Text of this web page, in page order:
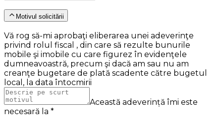
Motivul solicitării
Vă rog să-mi aprobaţi eliberarea unei adeverinţe
privind rolul fiscal , din care să rezulte bunurile
mobile şi imobile cu care figurez în evidenţele
dumneavoastră, precum şi dacă am sau nu am
creanţe bugetare de plată scadente către bugetul
local, la data întocmirii
Această adeverință îmi este
necesară la *